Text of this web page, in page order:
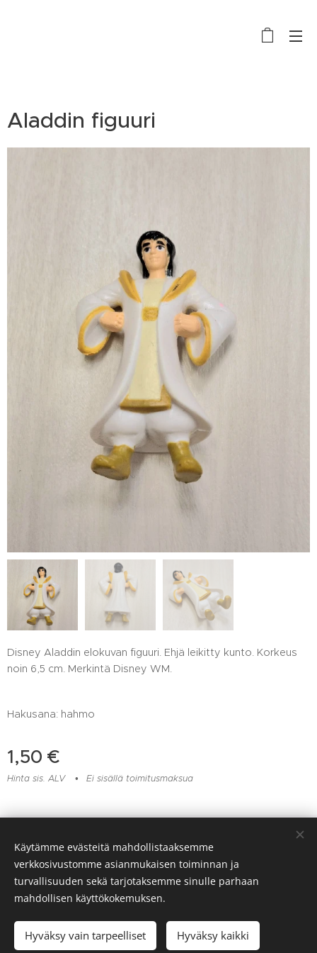
Aladdin figuuri
Disney Aladdin elokuvan figuuri. Ehjä leikitty kunto. Korkeus
noin 6,5 cm. Merkintä Disney WM.
Hakusana: hahmo
1,50 €
Hinta sis. ALV Ei sisällä toimitusmaksua
Lisää ostoskoriin
Lelu- ja muovikorjaamo Huomentamuovi, Viitaankulmantie 373,
Ylöjärvi, 045 217 6604
Evästeet
Käytämme evästeitä mahdollistaaksemme
verkkosivustomme asianmukaisen toiminnan ja
turvallisuuden sekä tarjotaksemme sinulle parhaan
mahdollisen käyttökokemuksen.
Hyväksy vain tarpeelliset Hyväksy kaikki